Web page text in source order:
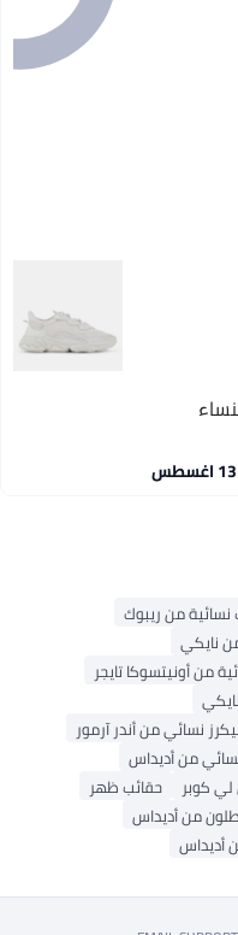
13 اغسطس
نسائية من ريبوك
نايكي
من أونيتسوكا تايجر
نسائي من أندر آرمور
من أديداس
كوبر
حقائب ظهر
من أديداس
أديداس